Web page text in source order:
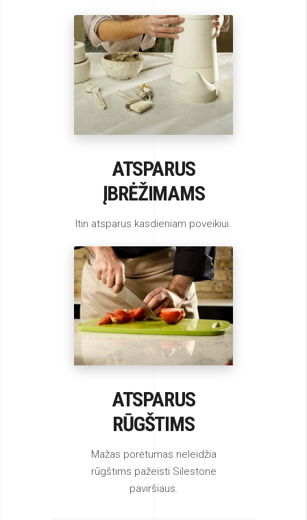
ATSPARUS
ĮBRĖŽIMAMS
Itin atsparus kasdieniam poveikiui.
ATSPARUS
RŪGŠTIMS
Mažas porėtumas neleidžia
rūgštims pažeisti Silestone
paviršiaus.